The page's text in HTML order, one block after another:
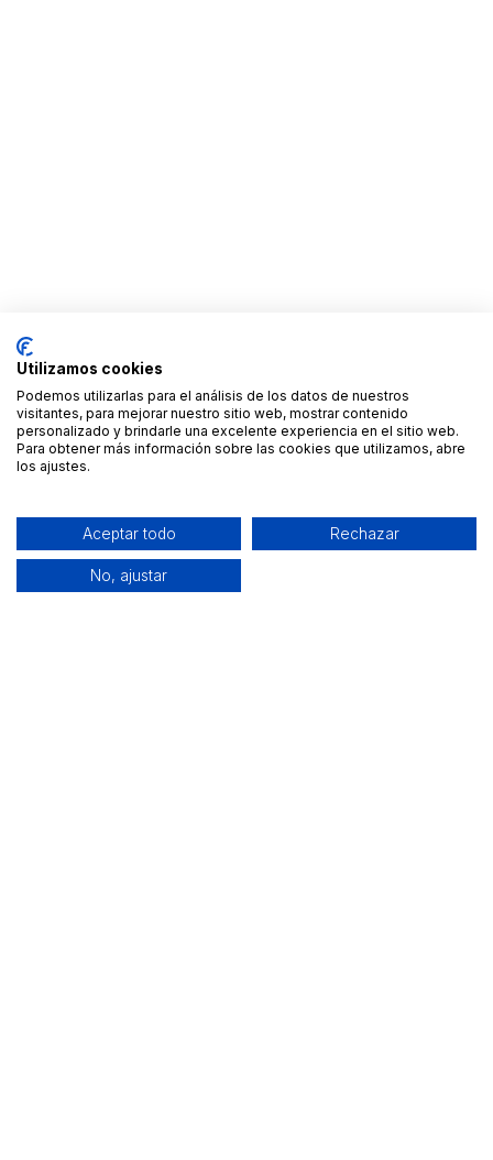
Utilizamos cookies
Podemos utilizarlas para el análisis de los datos de nuestros
visitantes, para mejorar nuestro sitio web, mostrar contenido
personalizado y brindarle una excelente experiencia en el sitio web.
Para obtener más información sobre las cookies que utilizamos, abre
los ajustes.
Aceptar todo Rechazar
No, ajustar